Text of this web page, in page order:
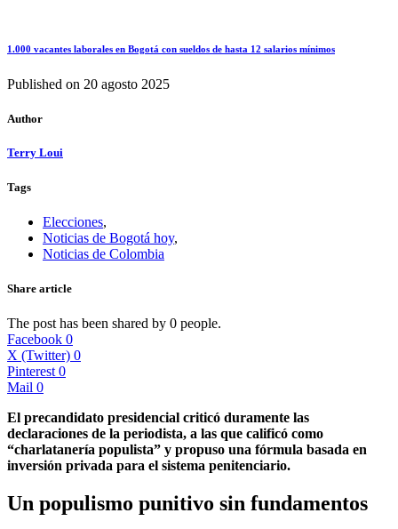
1.000 vacantes laborales en Bogotá con sueldos de hasta 12 salarios mínimos
Published on 20 agosto 2025
Author
Terry Loui
Tags
Elecciones,
Noticias de Bogotá hoy,
Noticias de Colombia
Share article
The post has been shared by 0 people.
Facebook 0
X (Twitter) 0
Pinterest 0
Mail 0
El precandidato presidencial criticó duramente las
declaraciones de la periodista, a las que calificó como
“charlatanería populista” y propuso una fórmula basada en
inversión privada para el sistema penitenciario.
Un populismo punitivo sin fundamentos